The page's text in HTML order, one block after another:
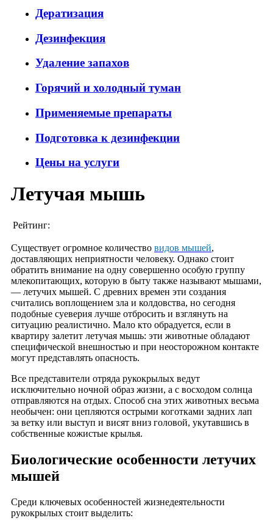
Дератизация
Дезинфекция
Удаление запахов
Горячий и холодный туман
Применяемые препараты
Подготовка к дезинфекции
Цены на услуги
Летучая мышь
Рейтинг:
Существует огромное количество видов мышей,
доставляющих неприятности человеку. Однако стоит
обратить внимание на одну совершенно особую группу
млекопитающих, которую в быту также называют мышами,
— летучих мышей. С древних времен эти создания
считались воплощением зла и колдовства, но сегодня
подобные суеверия лучше отбросить и взглянуть на
ситуацию реалистично. Мало кто обрадуется, если в
квартиру залетит летучая мышь: эти животные обладают
специфической внешностью и при неосторожном контакте
могут представлять опасность.
Все представители отряда рукокрылых ведут
исключительно ночной образ жизни, а с восходом солнца
отправляются на отдых. Способ сна этих животных весьма
необычен: они цепляются острыми коготками задних лап
за ветку или выступ и висят вниз головой, укутавшись в
собственные кожистые крылья.
Биологические особенности летучих
мышей
Среди ключевых особенностей жизнедеятельности
рукокрылых стоит выделить: